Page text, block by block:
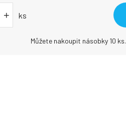
+ ks
Můžete nakoupit násobky 10 ks.